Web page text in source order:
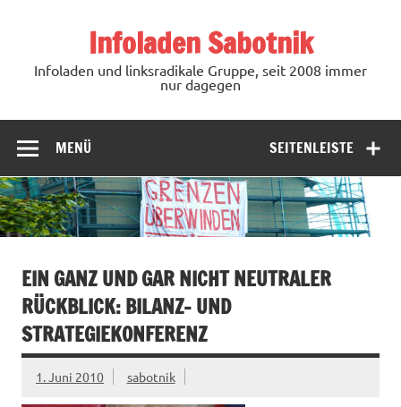
Infoladen Sabotnik
Infoladen und linksradikale Gruppe, seit 2008 immer
nur dagegen
SEITENLEISTE
MENÜ
EIN GANZ UND GAR NICHT NEUTRALER
RÜCKBLICK: BILANZ- UND
STRATEGIEKONFERENZ
1. Juni 2010 sabotnik